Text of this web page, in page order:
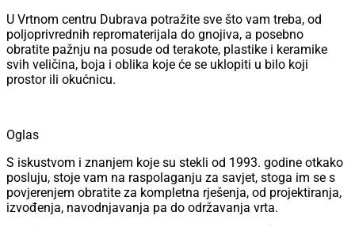
U Vrtnom centru Dubrava potražite sve što vam treba, od
poljoprivrednih repromaterijala do gnojiva, a posebno
obratite pažnju na posude od terakote, plastike i keramike
svih veličina, boja i oblika koje će se uklopiti u bilo koji
prostor ili okućnicu.
Oglas
S iskustvom i znanjem koje su stekli od 1993. godine otkako
posluju, stoje vam na raspolaganju za savjet, stoga im se s
povjerenjem obratite za kompletna rješenja, od projektiranja,
izvođenja, navodnjavanja pa do održavanja vrta.